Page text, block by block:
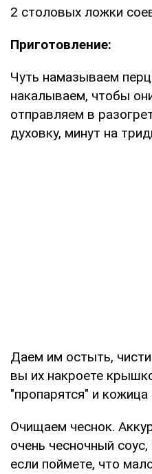
2 столовых ложки
Приготовление:
Чуть намазываем
накалываем, чтобы
отправляем в
духовку, минут на
Даем им остыть,
вы их накроете
"пропарятся" и кожица
Очищаем чеснок.
очень чесночный
если поймете, что